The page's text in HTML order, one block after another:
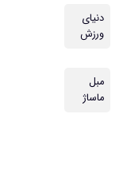
دنیای
ورزش
مبل
ماساژ